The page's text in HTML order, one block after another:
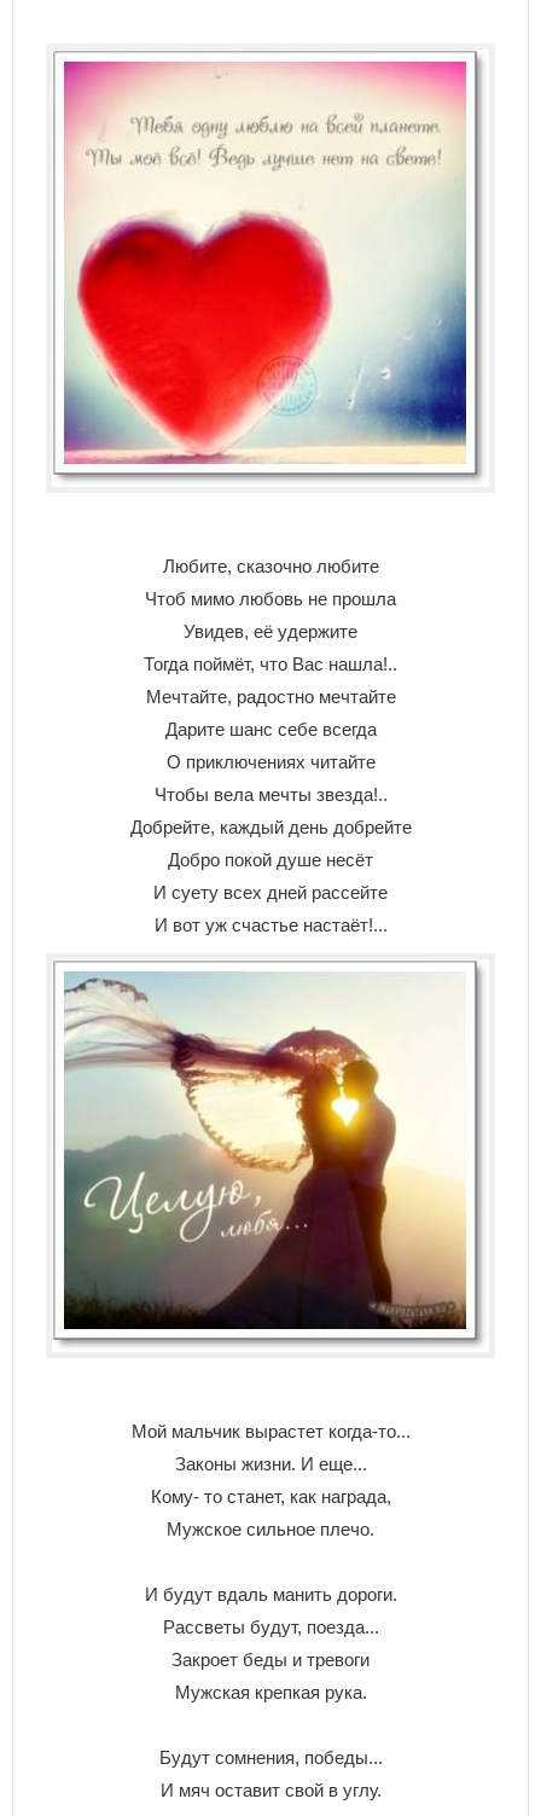
Любите, сказочно любите
Чтоб мимо любовь не прошла
Увидев, её удержите
Тогда поймёт, что Вас нашла!..
Мечтайте, радостно мечтайте
Дарите шанс себе всегда
О приключениях читайте
Чтобы вела мечты звезда!..
Добрейте, каждый день добрейте
Добро покой душе несёт
И суету всех дней рассейте
И вот уж счастье настаёт!...
Мой мальчик вырастет когда-то...
Законы жизни. И еще...
Кому- то станет, как награда,
Мужское сильное плечо.
И будут вдаль манить дороги.
Рассветы будут, поезда...
Закроет беды и тревоги
Мужская крепкая рука.
Будут сомнения, победы...
И мяч оставит свой в углу.